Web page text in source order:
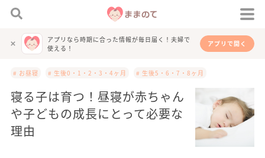
アプリなら時期に合った情報が毎日届く！夫婦で
使える！
アプリで開く
# お昼寝 # 生後0・1・2・3・4ヶ月 # 生後5・6・7・8ヶ月
寝る子は育つ！昼寝が赤ちゃん
や子どもの成長にとって必要な
理由